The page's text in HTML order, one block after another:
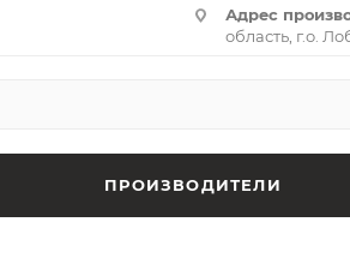
Адрес
область, г.о.
ПРОИЗВОДИТЕЛИ